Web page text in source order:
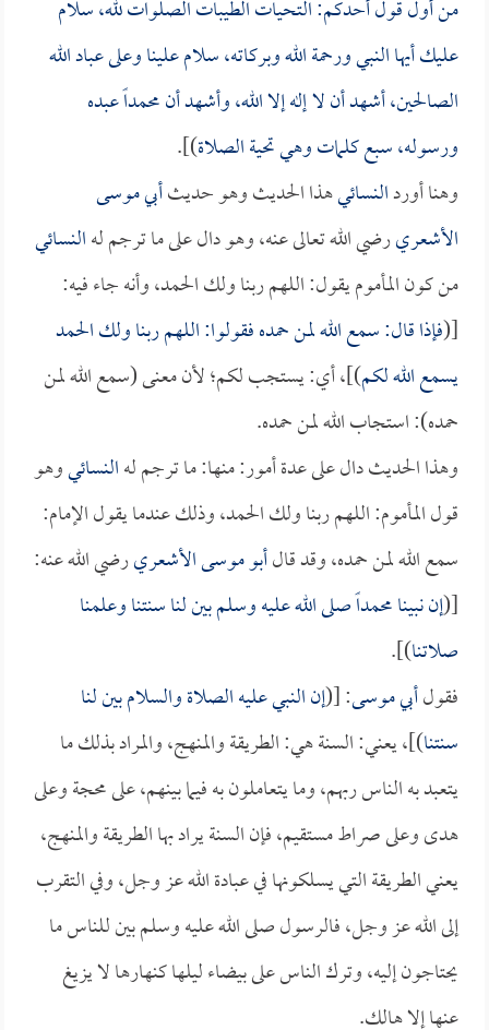
من أول قول أحدكم: التحيات الطيبات الصلوات لله، سلام
عليك أيها النبي ورحمة الله وبركاته، سلام علينا وعلى عباد الله
الصالحين، أشهد أن لا إله إلا الله، وأشهد أن محمداً عبده
ورسوله، سبع كلمات وهي تحية الصلاة)].
وهنا أوردالنسائيهذا الحديث وهو حديثأبي موسى
الأشعريرضي الله تعالى عنه، وهو دال على ما ترجم لهالنسائي
من كون المأموم يقول: اللهم ربنا ولك الحمد، وأنه جاء فيه:
[(فإذا قال: سمع الله لمن حمده فقولوا: اللهم ربنا ولك الحمد
يسمع الله لكم)]، أي: يستجب لكم؛ لأن معنى (سمع الله لمن
حمده): استجاب الله لمن حمده.
وهذا الحديث دال على عدة أمور: منها: ما ترجم لهالنسائيوهو
قول المأموم: اللهم ربنا ولك الحمد، وذلك عندما يقول الإمام:
سمع الله لمن حمده، وقد قالأبو موسى الأشعريرضي الله عنه:
[(إن نبينا محمداً صلى الله عليه وسلم بين لنا سنتنا وعلمنا
صلاتنا)].
فقولأبي موسى: [(إن النبي عليه الصلاة والسلام بين لنا
سنتنا)]، يعني: السنة هي: الطريقة والمنهج، والمراد بذلك ما
يتعبد به الناس ربهم، وما يتعاملون به فيما بينهم، على محجة وعلى
هدى وعلى صراط مستقيم، فإن السنة يراد بها الطريقة والمنهج،
يعني الطريقة التي يسلكونها في عبادة الله عز وجل، وفي التقرب
إلى الله عز وجل، فالرسول صلى الله عليه وسلم بين للناس ما
يحتاجون إليه، وترك الناس على بيضاء ليلها كنهارها لا يزيغ
عنها إلا هالك.